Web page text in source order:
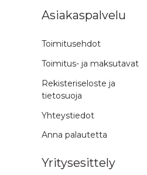
Asiakaspalvelu
Toimitusehdot
Toimitus- ja maksutavat
Rekisteriseloste ja
tietosuoja
Yhteystiedot
Anna palautetta
Yritysesittely